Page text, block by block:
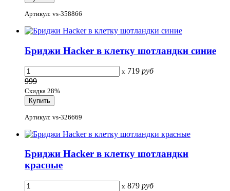
Артикул: vs-358866
Бриджи Hacker в клетку шотландки синие
x 719 руб
999
Скидка 28%
Артикул: vs-326669
Бриджи Hacker в клетку шотландки
красные
x 879 руб